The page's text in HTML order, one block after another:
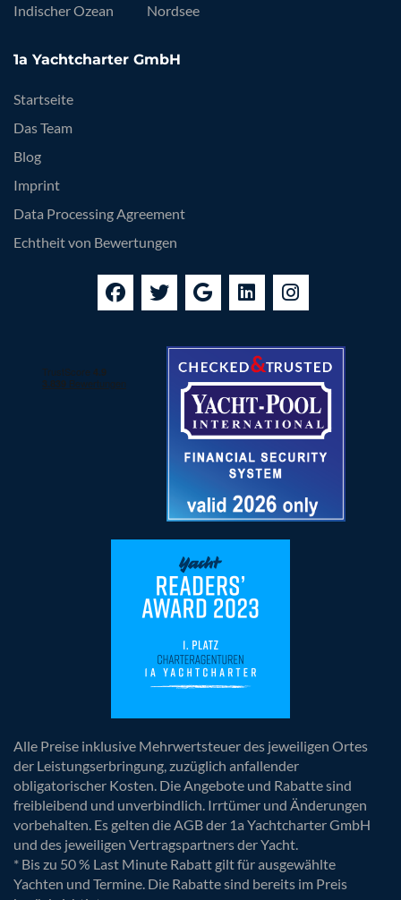
Indischer Ozean
Nordsee
1a Yachtcharter GmbH
Startseite
Das Team
Blog
Imprint
Data Processing Agreement
Echtheit von Bewertungen
Alle Preise inklusive Mehrwertsteuer des jeweiligen Ortes
der Leistungserbringung, zuzüglich anfallender
obligatorischer Kosten. Die Angebote und Rabatte sind
freibleibend und unverbindlich. Irrtümer und Änderungen
vorbehalten. Es gelten die AGB der 1a Yachtcharter GmbH
und des jeweiligen Vertragspartners der Yacht.
* Bis zu 50 % Last Minute Rabatt gilt für ausgewählte
Yachten und Termine. Die Rabatte sind bereits im Preis